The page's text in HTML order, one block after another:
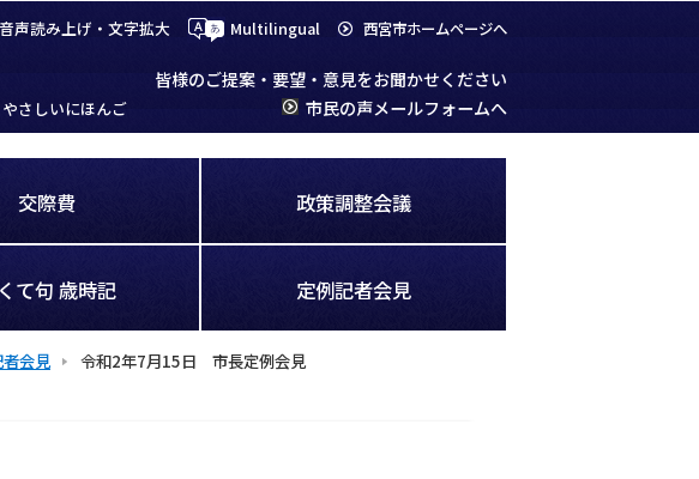
音声読み上げ・文字拡大 Multilingual 西宮市ホームページへ
やさしいにほんご
皆様のご提案・要望・意見をお聞かせください
市民の声メールフォームへ
交際費 政策調整会議
て句 歳時記 定例記者会見
会見 令和2年7月15日 市長定例会見